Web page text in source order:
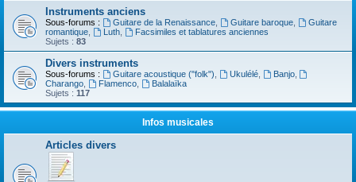
Instruments anciens
Sous-forums : Guitare de la Renaissance, Guitare baroque,
Guitare
romantique
Luth,
Facsimiles et tablatures anciennes
Sujets : 83
Divers instruments
Sous-forums : Guitare acoustique ("folk") Ukulélé, Banjo,
Charango
Flamenco,
Balalaïka
Sujets : 117
Infos musicales
Articles divers